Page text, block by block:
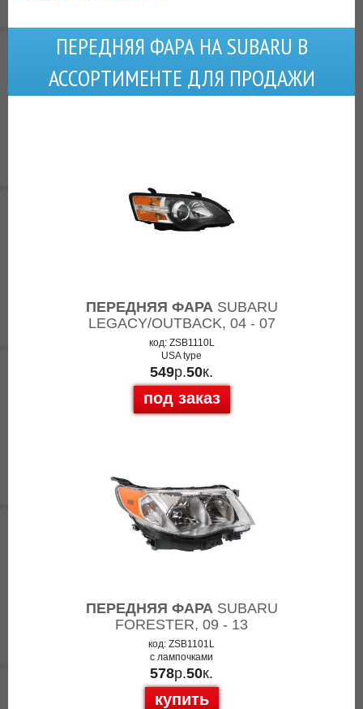
ПЕРЕДНЯЯ ФАРА НА SUBARU В
АССОРТИМЕНТЕ ДЛЯ ПРОДАЖИ
ПЕРЕДНЯЯ ФАРАSUBARU
LEGACY/OUTBACK, 04 - 07
код: ZSB1110L
USA type
549р.50к.
под заказ
ПЕРЕДНЯЯ ФАРАSUBARU
FORESTER, 09 - 13
код: ZSB1101L
с лампочками
578р.50к.
купить